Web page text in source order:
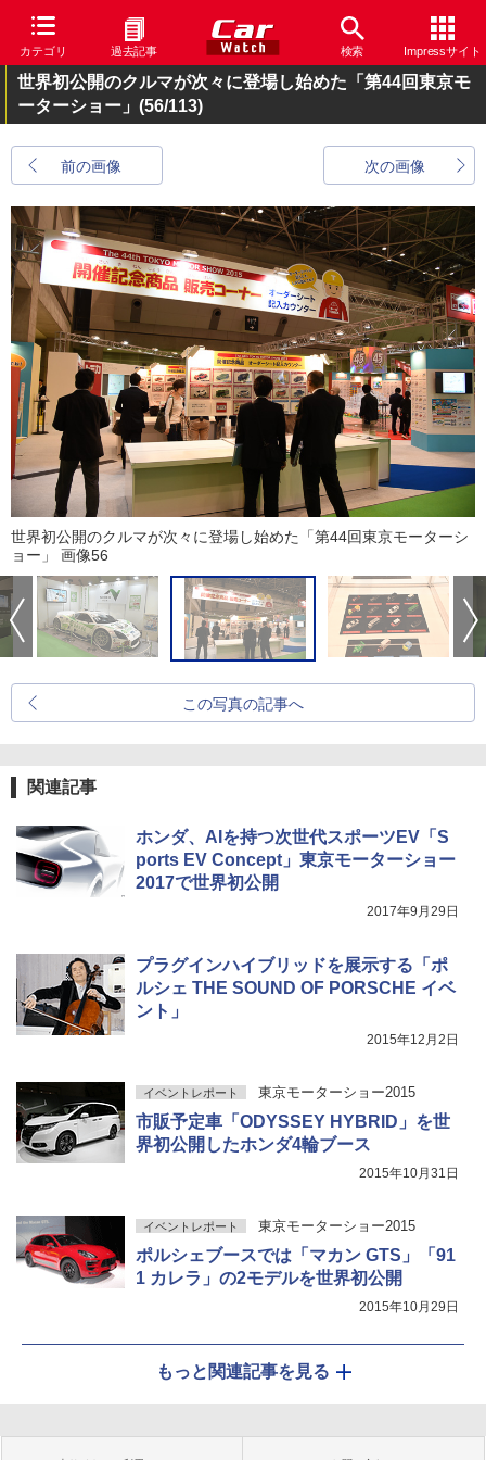
カテゴリ 過去記事 検索 Impressサイト
世界初公開のクルマが次々に登場し始めた「第44回東京モ
ーターショー」 (56/113)
前の画像 次の画像
世界初公開のクルマが次々に登場し始めた「第44回東京モーターシ
ョー」 画像56
この写真の記事へ
関連記事
ホンダ、AIを持つ次世代スポーツEV「S
ports EV Concept」東京モーターショー
2017で世界初公開
2017年9月29日
プラグインハイブリッドを展示する「ポ
ルシェ THE SOUND OF PORSCHE イベ
ント」
2015年12月2日
イベントレポート 東京モーターショー2015
市販予定車「ODYSSEY HYBRID」を世
界初公開したホンダ4輪ブース
2015年10月31日
イベントレポート 東京モーターショー2015
ポルシェブースでは「マカン GTS」「91
1 カレラ」の2モデルを世界初公開
2015年10月29日
もっと関連記事を見る